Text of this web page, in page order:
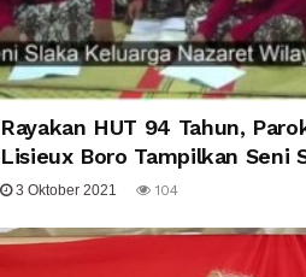
Rayakan HUT 94 Tahun,
Lisieux Boro Tampilkan Seni
3 Oktober 2021 104